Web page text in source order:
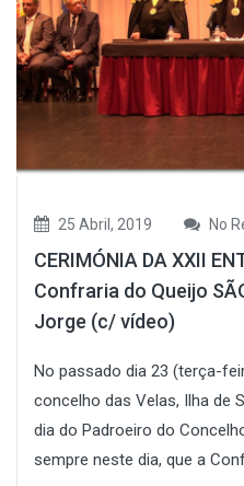
25 Abril, 2019 No
CERIMÓNIA DA XXII
Confraria do Queijo
Jorge (c/ vídeo)
No passado dia 23 (terça-
concelho das Velas, Ilha de
dia do Padroeiro do
sempre neste dia, que a